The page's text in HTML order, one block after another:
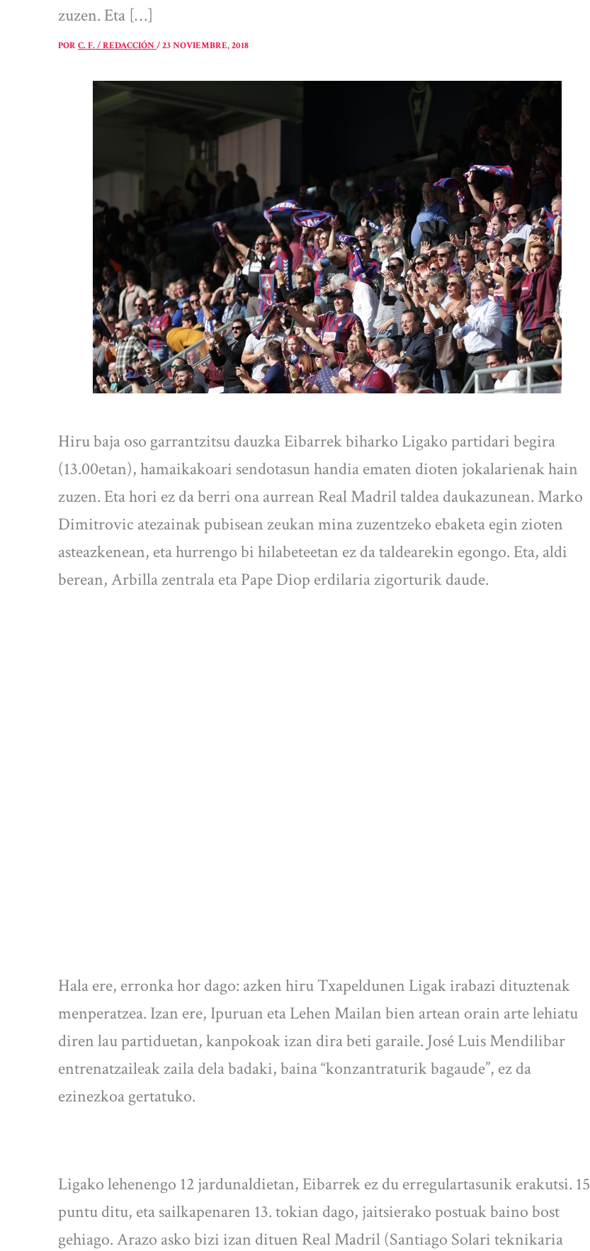
zuzen. Eta […]
PORC. F. / REDACCIÓN/23 NOVIEMBRE, 2018
Hiru baja oso garrantzitsu dauzka Eibarrek biharko Ligako partidari begira
(13.00etan), hamaikakoari sendotasun handia ematen dioten jokalarienak hain
zuzen. Eta hori ez da berri ona aurrean Real Madril taldea daukazunean. Marko
Dimitrovic atezainak pubisean zeukan mina zuzentzeko ebaketa egin zioten
asteazkenean, eta hurrengo bi hilabeteetan ez da taldearekin egongo. Eta, aldi
berean, Arbilla zentrala eta Pape Diop erdilaria zigorturik daude.
Hala ere, erronka hor dago: azken hiru Txapeldunen Ligak irabazi dituztenak
menperatzea. Izan ere, Ipuruan eta Lehen Mailan bien artean orain arte lehiatu
diren lau partiduetan, kanpokoak izan dira beti garaile. José Luis Mendilibar
entrenatzaileak zaila dela badaki, baina “konzantraturik bagaude”, ez da
ezinezkoa gertatuko.
Ligako lehenengo 12 jardunaldietan, Eibarrek ez du erregulartasunik erakutsi. 15
puntu ditu, eta sailkapenaren 13. tokian dago, jaitsierako postuak baino bost
gehiago. Arazo asko bizi izan dituen Real Madril (Santiago Solari teknikaria